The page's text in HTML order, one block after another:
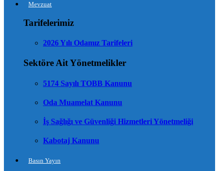
Mevzuat
Tarifelerimiz
2026 Yılı Odamız Tarifeleri
Sektöre Ait Yönetmelikler
5174 Sayılı TOBB Kanunu
Oda Muamelat Kanunu
İş Sağlığı ve Güvenliği Hizmetleri Yönetmeliği
Kabotaj Kanunu
Basın Yayın